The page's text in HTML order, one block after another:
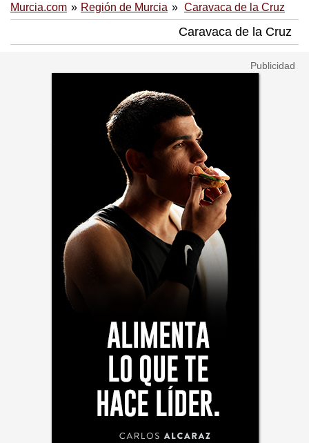
Murcia.com Región de Murcia Caravaca de la Cruz
Caravaca de la Cruz